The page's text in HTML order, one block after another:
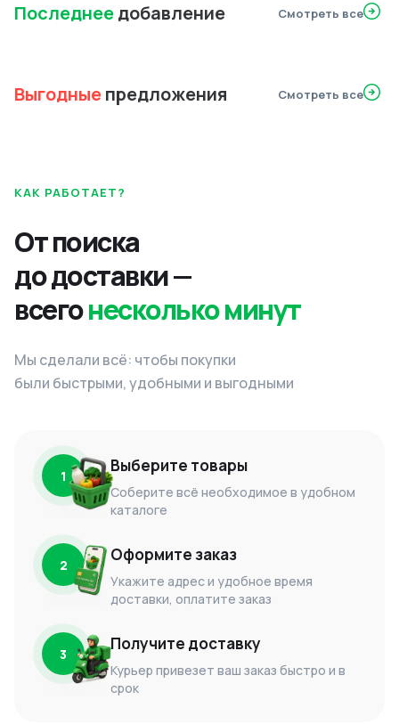
Последнеедобавление Смотреть все
Выгодныепредложения Смотреть все
КАК РАБОТАЕТ?
От поиска
до доставки —
всегонесколько минут
Мы сделали всё: чтобы покупки
были быстрыми, удобными и выгодными
1 Выберите товары
Соберите всё необходимое в удобном
каталоге
2 Оформите заказ
Укажите адрес и удобное время
доставки, оплатите заказ
3 Получите доставку
Курьер привезет ваш заказ быстро и в
срок